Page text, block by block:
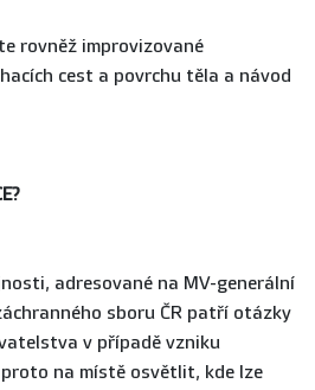
improvizované
cest a povrchu těla a návod
adresované na MV-generální
sboru ČR patří otázky
v případě vzniku
na místě osvětlit, kde lze